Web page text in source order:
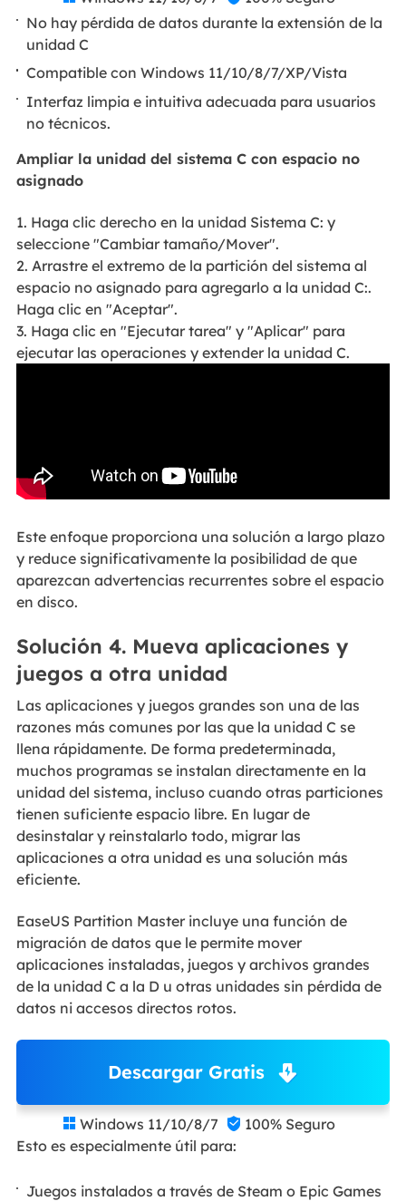
No hay pérdida de datos durante la extensión de la
unidad C
Compatible con Windows 11/10/8/7/XP/Vista
Interfaz limpia e intuitiva adecuada para usuarios
no técnicos.
Ampliar la unidad del sistema C con espacio no
asignado
1. Haga clic derecho en la unidad Sistema C: y
seleccione "Cambiar tamaño/Mover".
2. Arrastre el extremo de la partición del sistema al
espacio no asignado para agregarlo a la unidad C:.
Haga clic en "Aceptar".
3. Haga clic en "Ejecutar tarea" y "Aplicar" para
ejecutar las operaciones y extender la unidad C.
Este enfoque proporciona una solución a largo plazo
y reduce significativamente la posibilidad de que
aparezcan advertencias recurrentes sobre el espacio
en disco.
Solución 4. Mueva aplicaciones y
juegos a otra unidad
Las aplicaciones y juegos grandes son una de las
razones más comunes por las que la unidad C se
llena rápidamente. De forma predeterminada,
muchos programas se instalan directamente en la
unidad del sistema, incluso cuando otras particiones
tienen suficiente espacio libre. En lugar de
desinstalar y reinstalarlo todo, migrar las
aplicaciones a otra unidad es una solución más
eficiente.
EaseUS Partition Master incluye una función de
migración de datos que le permite mover
aplicaciones instaladas, juegos y archivos grandes
de la unidad C a la D u otras unidades sin pérdida de
datos ni accesos directos rotos.
Descargar Gratis
 Windows 11/10/8/7  100% Seguro
Esto es especialmente útil para:
Juegos instalados a través de Steam o Epic Games